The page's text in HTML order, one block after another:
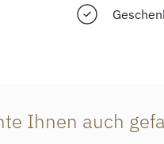
Ihnen auch